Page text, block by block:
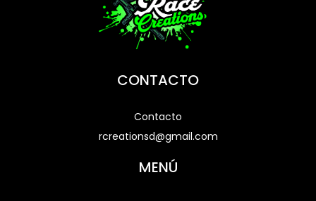
CONTACTO
Contacto
rcreationsd@gmail.com
MENÚ